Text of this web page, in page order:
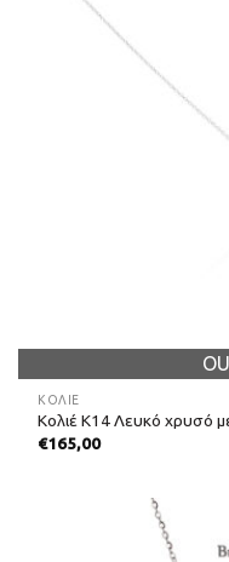
ΚΟΛΙΈ
Κολιέ Κ14 Λευκό χρυσό
€165,00